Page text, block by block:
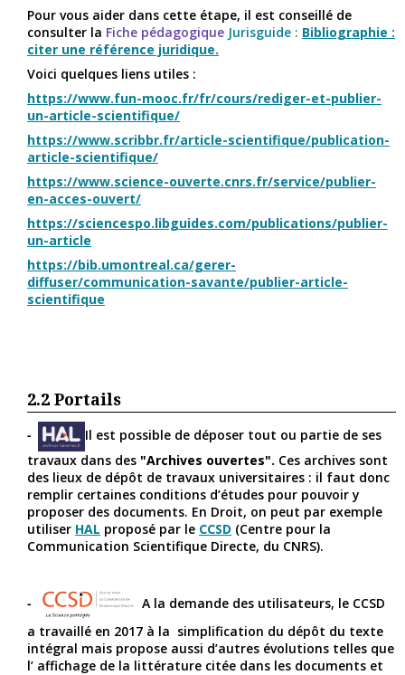
Pour vous aider dans cette étape, il est conseillé de
consulter la Fiche pédagogique Jurisguide : Bibliographie :
citer une référence juridique.
Voici quelques liens utiles :
https://www.fun-mooc.fr/fr/cours/rediger-et-publier-
un-article-scientifique/
https://www.scribbr.fr/article-scientifique/publication-
article-scientifique/
https://www.science-ouverte.cnrs.fr/service/publier-
en-acces-ouvert/
https://sciencespo.libguides.com/publications/publier-
un-article
https://bib.umontreal.ca/gerer-
diffuser/communication-savante/publier-article-
scientifique
2.2 Portails
Il est possible de déposer tout ou partie de ses
travaux dans des "Archives ouvertes". Ces archives sont
des lieux de dépôt de travaux universitaires : il faut donc
remplir certaines conditions d’études pour pouvoir y
proposer des documents. En Droit, on peut par exemple
utiliser HAL proposé par le CCSD (Centre pour la
Communication Scientifique Directe, du CNRS).
A la demande des utilisateurs, le CCSD
a travaillé en 2017 à la simplification du dépôt du texte
intégral mais propose aussi d’autres évolutions telles que
l’ affichage de la littérature citée dans les documents et